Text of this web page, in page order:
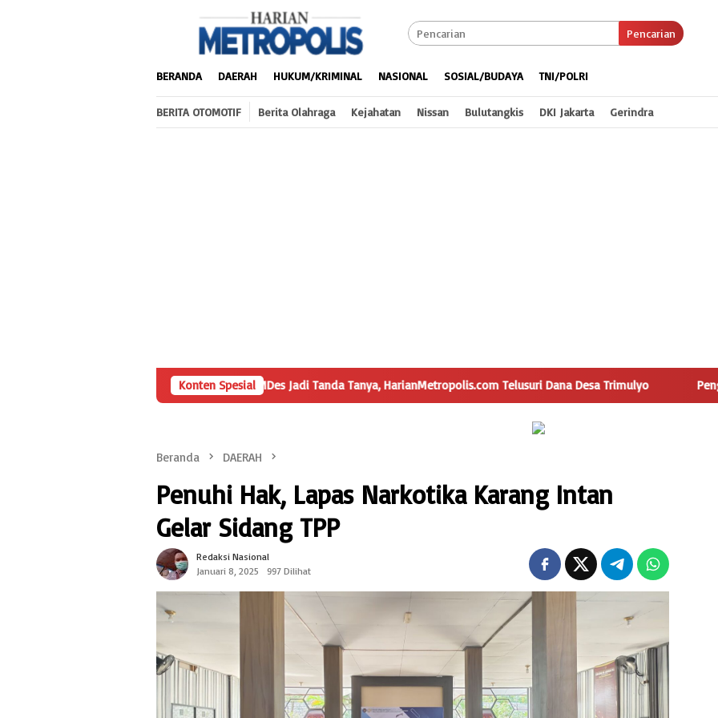
Pencarian
BERANDA DAERAH HUKUM/KRIMINAL NASIONAL SOSIAL/BUDAYA TNI/POLRI
BERITA OTOMOTIF Berita Olahraga Kejahatan Nissan Bulutangkis DKI Jakarta Gerindra
Konten Spesial
Angka Penyertaan Modal BUMDes Jadi Tanda Tanya, HarianMetropolis.com Telusuri Dana Desa Trimulyo Pengguna Jalan
Beranda DAERAH
Penuhi Hak, Lapas Narkotika Karang Intan
Gelar Sidang TPP
Redaksi Nasional
Januari 8, 2025
997 Dilihat